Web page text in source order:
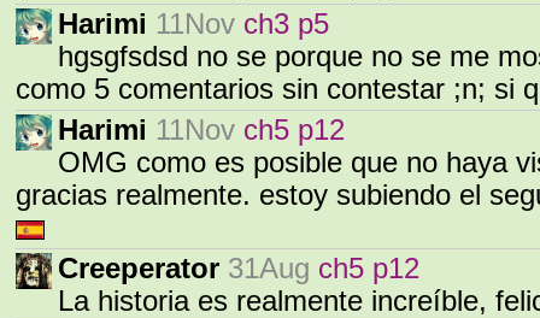
Harimi 11Nov ch3 p5
hgsgfsdsd no se porque no se me
como 5 comentarios sin contestar ;n; si
Harimi 11Nov ch5 p12
OMG como es posible que no haya
gracias realmente. estoy subiendo el
Creeperator 31Aug ch5 p12
La historia es realmente increíble,